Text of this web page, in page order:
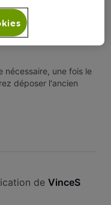
de Nicolas O
nécessaire, une fois le
déposer l'ancien
de VinceS